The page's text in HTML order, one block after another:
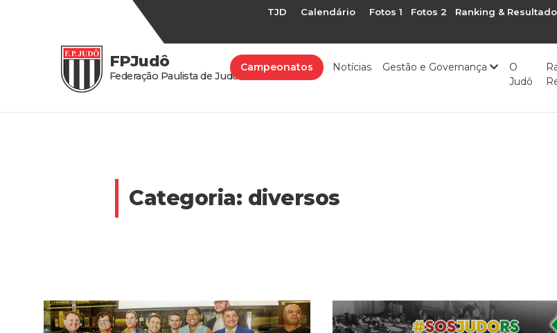
TJD Calendário Fotos 1 Fotos 2 Ranking &
FPJudô
Federação Paulista de Judô
Campeonatos Notícias Gestão e Governança
O
Judô
Categoria: diversos